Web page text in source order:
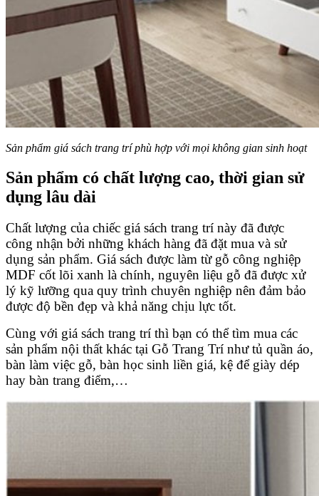
Sản phẩm giá sách trang trí phù hợp với mọi không gian sinh hoạt
Sản phẩm có chất lượng cao, thời gian sử
dụng lâu dài
Chất lượng của chiếc giá sách trang trí này đã được
công nhận bởi những khách hàng đã đặt mua và sử
dụng sản phẩm. Giá sách được làm từ gỗ công nghiệp
MDF cốt lõi xanh là chính, nguyên liệu gỗ đã được xử
lý kỹ lưỡng qua quy trình chuyên nghiệp nên đảm bảo
được độ bền đẹp và khả năng chịu lực tốt.
Cùng với giá sách trang trí thì bạn có thể tìm mua các
sản phẩm nội thất khác tại Gỗ Trang Trí như tủ quần áo,
bàn làm việc gỗ, bàn học sinh liền giá, kệ để giày dép
hay bàn trang điểm,…